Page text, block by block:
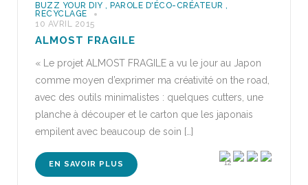
BUZZ YOUR DIY , PAROLE D'ÉCO-CRÉATEUR ,
RECYCLAGE
10 AVRIL 2015
ALMOST FRAGILE
« Le projet ALMOST FRAGILE a vu le jour au Japon
comme moyen d’exprimer ma créativité on the road,
avec des outils minimalistes : quelques cutters, une
planche à découper et le carton que les japonais
empilent avec beaucoup de soin […]
EN SAVOIR PLUS 12